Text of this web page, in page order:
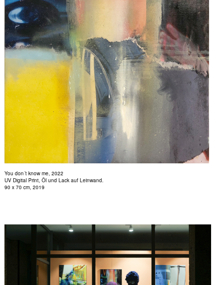
You don´t know me, 2022
UV Digital Print, Öl und Lack auf Leinwand.
90 x 70 cm, 2019